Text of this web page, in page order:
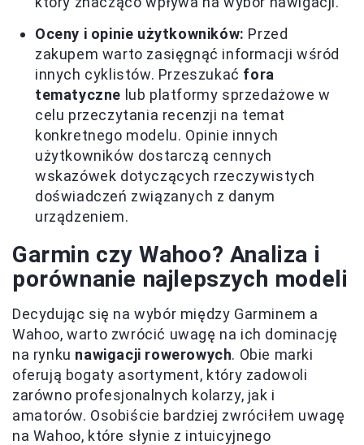
Oceny i opinie użytkowników: Przed
zakupem warto zasięgnąć informacji wśród
innych cyklistów. Przeszukać fora
tematyczne lub platformy sprzedażowe w
celu przeczytania recenzji na temat
konkretnego modelu. Opinie innych
użytkowników dostarczą cennych
wskazówek dotyczących rzeczywistych
doświadczeń związanych z danym
urządzeniem.
Garmin czy Wahoo? Analiza i
porównanie najlepszych modeli
Decydując się na wybór między Garminem a
Wahoo, warto zwrócić uwagę na ich dominację
na rynku nawigacji rowerowych. Obie marki
oferują bogaty asortyment, który zadowoli
zarówno profesjonalnych kolarzy, jak i
amatorów. Osobiście bardziej zwróciłem uwagę
na Wahoo, które słynie z intuicyjnego